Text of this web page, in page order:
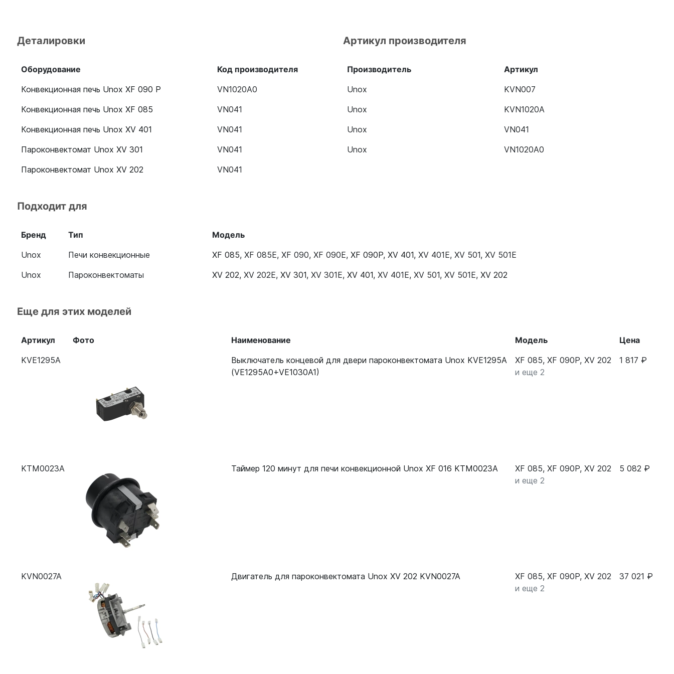
Деталировки
Оборудование
Код производителя
Конвекционная печь Unox XF 090 P
VN1020A0
Конвекционная печь Unox XF 085
VN041
Конвекционная печь Unox XV 401
VN041
Пароконвектомат Unox XV 301
VN041
Пароконвектомат Unox XV 202
VN041
Артикул производителя
Производитель
Артикул
Unox
KVN007
Unox
KVN1020A
Unox
VN041
Unox
VN1020A0
Подходит для
Бренд Тип
Модель
Unox
Печи конвекционные XF 085, XF 085E, XF 090, XF 090E, XF 090P, XV 401, XV 401E, XV 501, XV 501E
Unox
Пароконвектоматы XV 202, XV 202E, XV 301, XV 301E, XV 401, XV 401E, XV 501, XV 501E, XV 202
Еще для этих моделей
Артикул Фото Наименование Модель
Цена
KVE1295A
Выключатель концевой для двери пароконвектомата Unox KVE1295A
(VE1295A0+VE1030A1)
XF 085, XF 090P, XV 202
и еще 2
1 817 ₽
KTM0023A Таймер 120 минут для печи конвекционной Unox XF 016 KTM0023A
XF 085, XF 090P, XV 202
и еще 2
5 082 ₽
KVN0027A Двигатель для пароконвектомата Unox XV 202 KVN0027A
XF 085, XF 090P, XV 202
и еще 2
37 021 ₽